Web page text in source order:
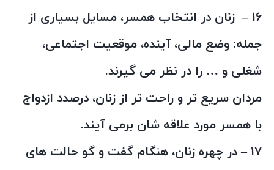
۱۶ – زنان در انتخاب همسر، مسایل بسیاری از
جمله: وضع مالی، آینده، موقعیت اجتماعی،
شغلی و … را در نظر می گیرند.
مردان سریع تر و راحت تر از زنان، درصدد ازدواج
با همسر مورد علاقه شان برمی آیند.
۱۷ – در چهره زنان، هنگام گفت و گو حالت های